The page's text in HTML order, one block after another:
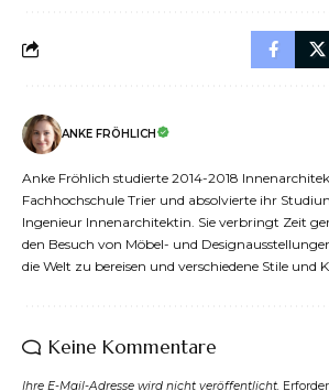
ANKE FRÖHLICH
Anke Fröhlich studierte 2014-2018
Fachhochschule Trier und absolvierte ihr
Ingenieur Innenarchitektin. Sie verbringt Zeit
den Besuch von Möbel- und
die Welt zu bereisen und verschiedene Stile und
Keine Kommentare
Ihre E-Mail-Adresse wird nicht veröffentlicht.